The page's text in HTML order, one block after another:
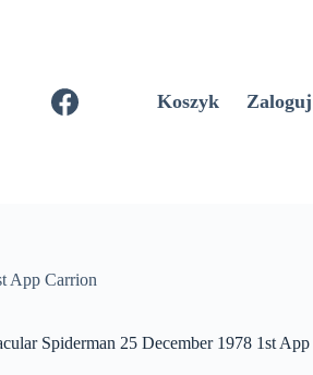
Koszyk Zaloguj
App Carrion
Spiderman 25 December 1978 1st